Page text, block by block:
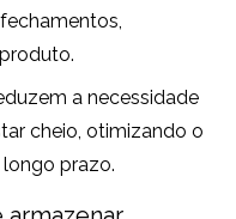
a necessidade
cheio, otimizando o
prazo.